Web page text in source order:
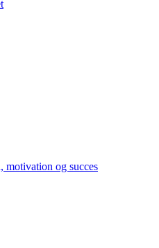
motivation og succes